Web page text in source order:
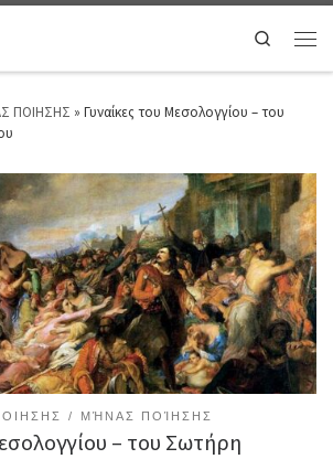
Search
ΠΟΙΗΣΗΣ » Γυναίκες του Μεσολογγίου – του
ΜΉΝΑΣ ΠΟΊΗΣΗΣ
– του Σωτήρη